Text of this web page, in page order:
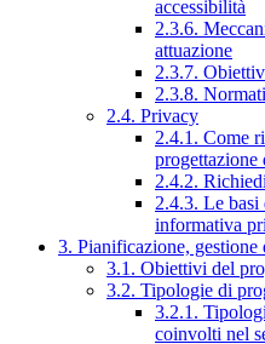
accessibilità
2.3.6.
attuazione
2.3.7.
2.3.8.
2.4. Privacy
2.4.1. Come
2.4.2.
2.4.3. Le basi
informativa
3. Pianificazione, gestione
3.1. Obiettivi del
3.2. Tipologie di
3.2.1.
coinvolti nel